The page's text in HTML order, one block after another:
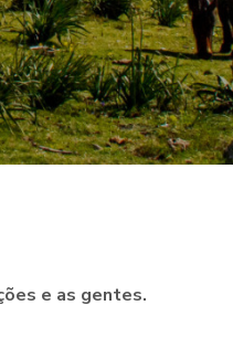
e as gentes.